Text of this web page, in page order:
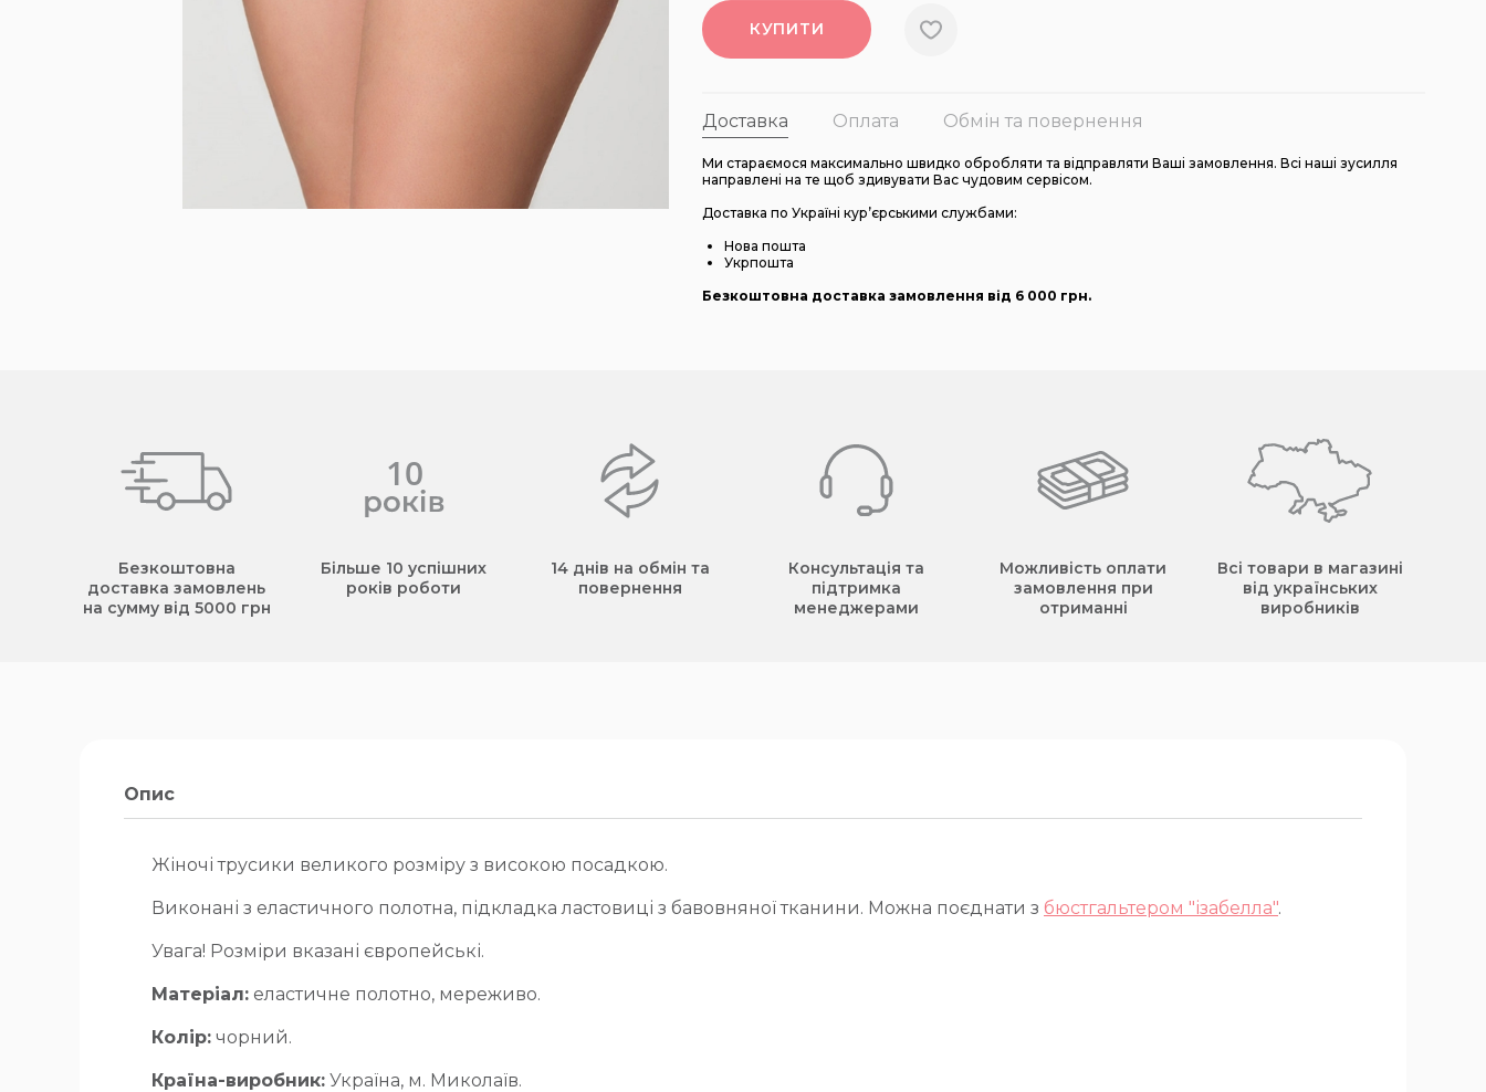
КУПИТИ
Доставка Оплата Обмін та повернення
Ми стараємося максимально швидко обробляти та відправляти Ваші замовлення. Всі наші зусилля
направлені на те щоб здивувати Вас чудовим сервісом.
Доставка по Україні кур’єрськими службами:
Нова пошта
Укрпошта
Безкоштовна доставка замовлення від 6 000 грн.
Безкоштовна
доставка замовлень
на сумму від 5000 грн
Більше 10 успішних
років роботи
14 днів на обмін та
повернення
Консультація та
підтримка
менеджерами
Можливість оплати
замовлення при
отриманні
Всі товари в магазині
від українських
виробників
Опис
Жіночі трусики великого розміру з високою посадкою.
Виконані з еластичного полотна, підкладка ластовиці з бавовняної тканини. Можна поєднати з бюстгальтером "ізабелла".
Увага! Розміри вказані європейські.
Матеріал: еластичне полотно, мереживо.
Колір: чорний.
Країна-виробник: Україна, м. Миколаїв.